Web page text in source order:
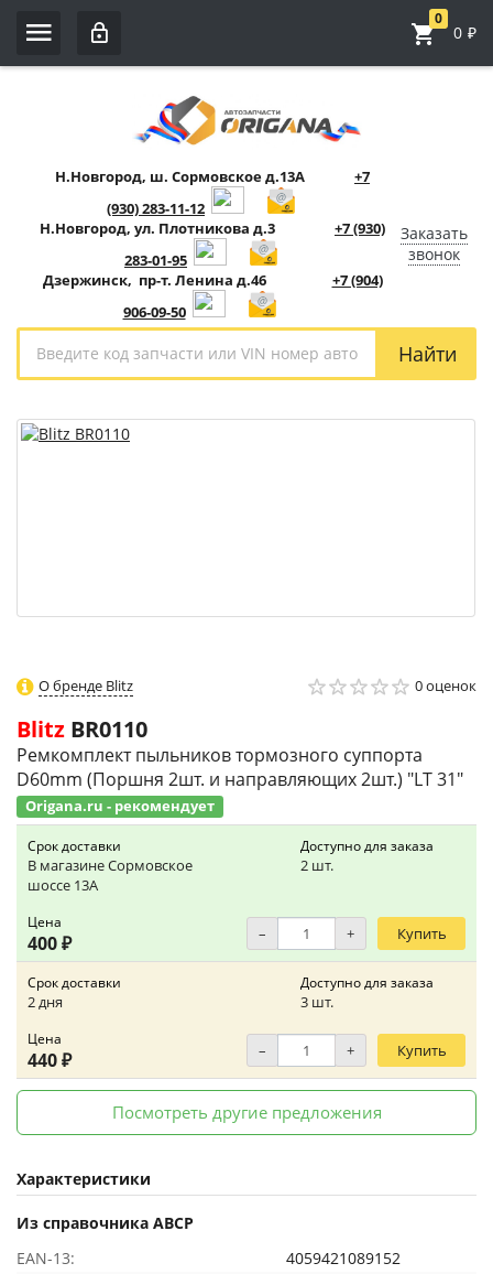
0
0 ₽
Н.Новгород, ш. Сормовское д.13А +7
(930) 283-11-12
Н.Новгород, ул. Плотникова д.3
+7 (930)
283-01-95
Дзержинск, пр-т. Ленина д.46
+7 (904)
906-09-50
Заказать
звонок
Найти
О бренде Blitz 0 оценок
Blitz BR0110
Ремкомплект пыльников тормозного суппорта
D60mm (Поршня 2шт. и направляющих 2шт.) "LT 31"
Origana.ru - рекомендует
Срок доставки
В магазине Сормовское
шоссе 13А
Доступно для заказа
2 шт.
Цена
400 ₽ – + Купить
Срок доставки
2 дня
Доступно для заказа
3 шт.
Цена
440 ₽ – + Купить
Посмотреть другие предложения
Характеристики
Из справочника ABCP
EAN-13:
4059421089152